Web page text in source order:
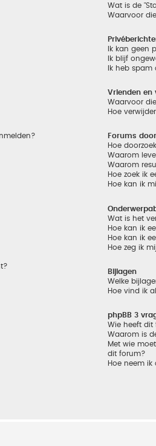
Wat is de
Waarvoor
Ik kan geen
Ik blijf
Ik heb
Vrienden en
Waarvoor
Hoe
Forums
Hoe
Waarom
Waarom
Hoe zoek ik
Hoe kan ik
Wat is het
Hoe kan ik
Hoe kan ik
Hoe zeg ik
Bijlagen
Welke
Hoe vind ik
phpBB 3
Wie heeft dit
Waarom is
Met wie
dit forum?
Hoe neem